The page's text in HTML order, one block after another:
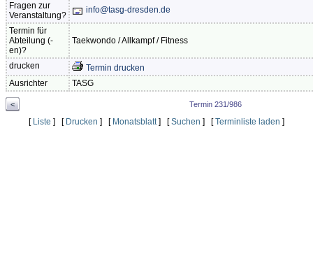
Fragen zur
Veranstaltung?
info@tasg-dresden.de
Termin für
Abteilung (-
en)?
Taekwondo / Allkampf / Fitness
drucken
Termin drucken
Ausrichter
TASG
< Termin 231/986
[ Liste ] [ Drucken ] [ Monatsblatt] [Suchen ] [Terminliste laden ]